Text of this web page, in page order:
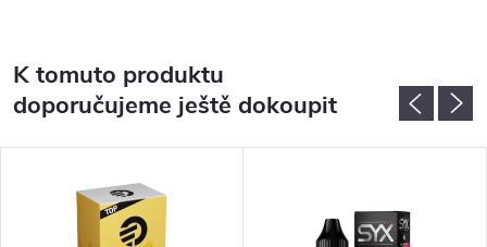
K tomuto produktu
doporučujeme ještě dokoupit